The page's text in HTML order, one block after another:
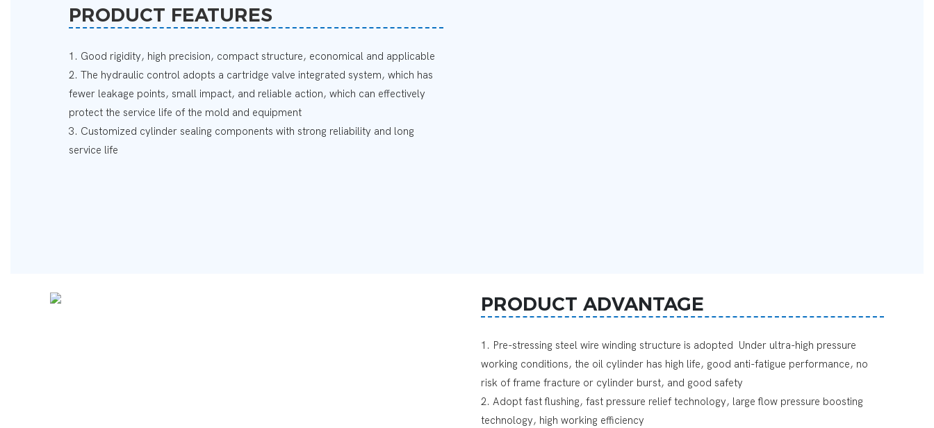
PRODUCT FEATURES
1. Good rigidity, high precision, compact structure, economical and applicable
2. The hydraulic control adopts a cartridge valve integrated system, which has
fewer leakage points, small impact, and reliable action, which can effectively
protect the service life of the mold and equipment
3. Customized cylinder sealing components with strong reliability and long
service life
PRODUCT ADVANTAGE
1. Pre-stressing steel wire winding structure is adopted Under ultra-high pressure
working conditions, the oil cylinder has high life, good anti-fatigue performance, no
risk of frame fracture or cylinder burst, and good safety
2. Adopt fast flushing, fast pressure relief technology, large flow pressure boosting
technology, high working efficiency